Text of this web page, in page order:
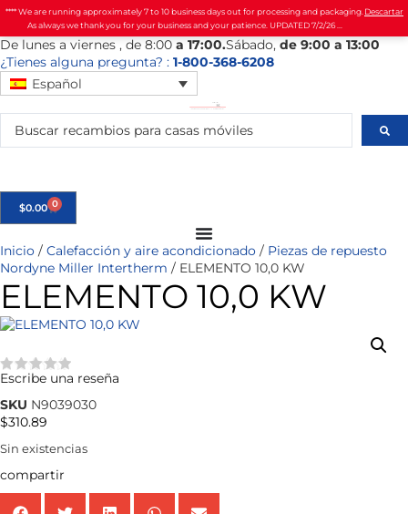
**** We are running approximately 7 to 10 business days out for processing and packaging.
As always we thank you for your business and your patience. UPDATED 7/2/26 ...
Descartar
De lunes a viernes , de 8:00 a 17:00.Sábado, de 9:00 a 13:00
¿Tienes alguna pregunta? : 1-800-368-6208
Español
$0.00 0
Inicio / Calefacción y aire acondicionado / Piezas de repuesto
Nordyne Miller Intertherm / ELEMENTO 10,0 KW
ELEMENTO 10,0 KW
★★★★★
Escribe una reseña
SKU N9039030
$310.89
Sin existencias
compartir